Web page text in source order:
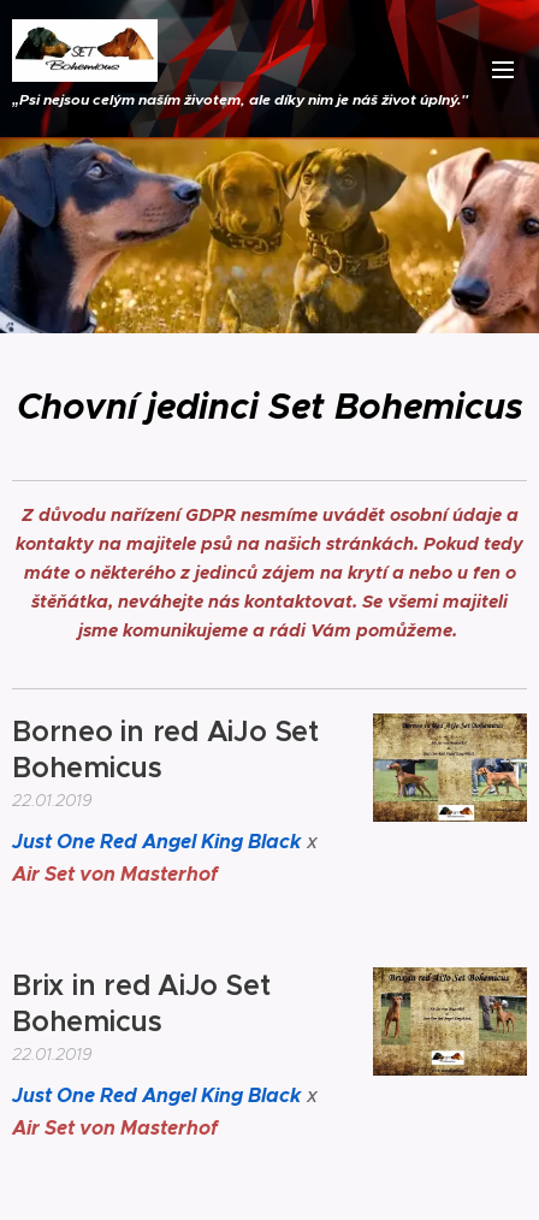
„Psi nejsou celým naším životem, ale díky nim je náš život úplný."
Chovní jedinci Set Bohemicus
Z důvodu nařízení GDPR nesmíme uvádět osobní údaje a
kontakty na majitele psů na našich stránkách. Pokud tedy
máte o některého z jedinců zájem na krytí a nebo u fen o
štěňátka, neváhejte nás kontaktovat. Se všemi majiteli
jsme komunikujeme a rádi Vám pomůžeme.
Borneo in red AiJo Set
Bohemicus
22.01.2019
Just One Red Angel King Blackx
Air Set von Masterhof
Brix in red AiJo Set
Bohemicus
22.01.2019
Just One Red Angel King Blackx
Air Set von Masterhof